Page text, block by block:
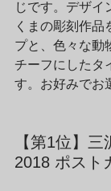
じです。デザイ
くまの彫刻作品
プと、色々な動
チーフにしたタ
す。お好みで
【第1位】
2018 ポスト